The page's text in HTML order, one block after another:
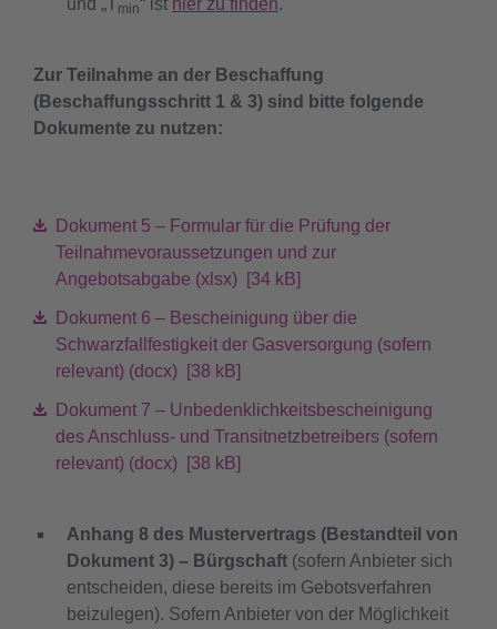
und „Tmin“ ist hier zu finden.
Zur Teilnahme an der Beschaffung
(Beschaffungsschritt 1 & 3) sind bitte folgende
Dokumente zu nutzen:
Dokument 5 – Formular für die Prüfung der
Teilnahmevoraussetzungen und zur
Angebotsabgabe (xlsx) [34 kB]
Dokument 6 – Bescheinigung über die
Schwarzfallfestigkeit der Gasversorgung (sofern
relevant) (docx) [38 kB]
Dokument 7 – Unbedenklichkeitsbescheinigung
des Anschluss- und Transitnetzbetreibers (sofern
relevant) (docx) [38 kB]
Anhang 8 des Mustervertrags (Bestandteil von
Dokument 3) – Bürgschaft (sofern Anbieter sich
entscheiden, diese bereits im Gebotsverfahren
beizulegen). Sofern Anbieter von der Möglichkeit